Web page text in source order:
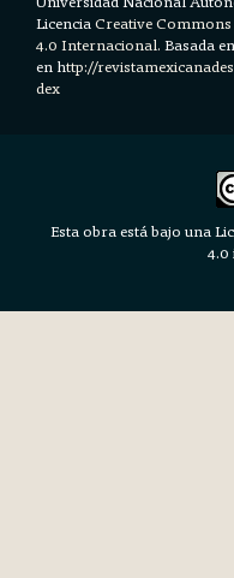
LicenciaCreative
4.0 Internacional.Basada
en http://
dex
Esta obra está bajo una